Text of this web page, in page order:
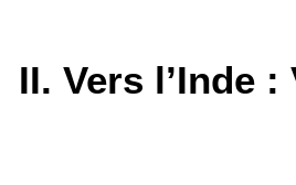
II. Vers l’Inde